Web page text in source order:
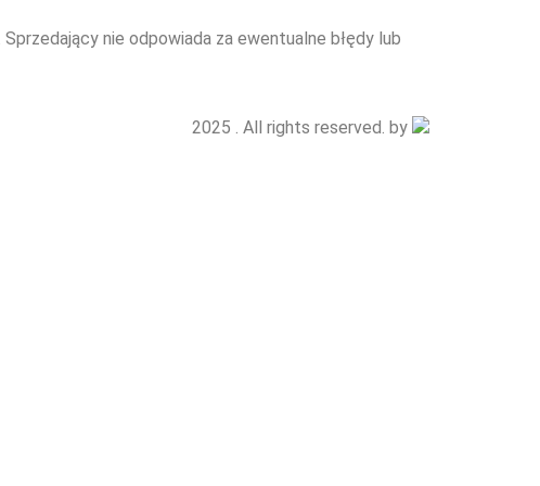
nie odpowiada za ewentualne błędy lub
2025 . All rights reserved. by